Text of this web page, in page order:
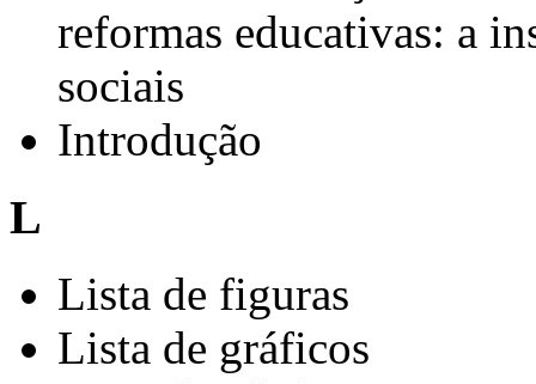
reformas educativas: a
sociais
Introdução
L
Lista de figuras
Lista de gráficos